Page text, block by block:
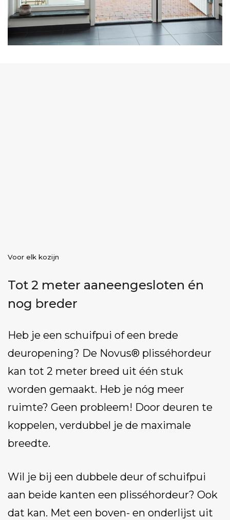
Voor elk kozijn
Tot 2 meter aaneengesloten én
nog breder
Heb je een schuifpui of een brede
deuropening? De Novus® plisséhordeur
kan tot 2 meter breed uit één stuk
worden gemaakt. Heb je nóg meer
ruimte? Geen probleem! Door deuren te
koppelen, verdubbel je de maximale
breedte.
Wil je bij een dubbele deur of schuifpui
aan beide kanten een plisséhordeur? Ook
dat kan. Met een boven- en onderlijst uit